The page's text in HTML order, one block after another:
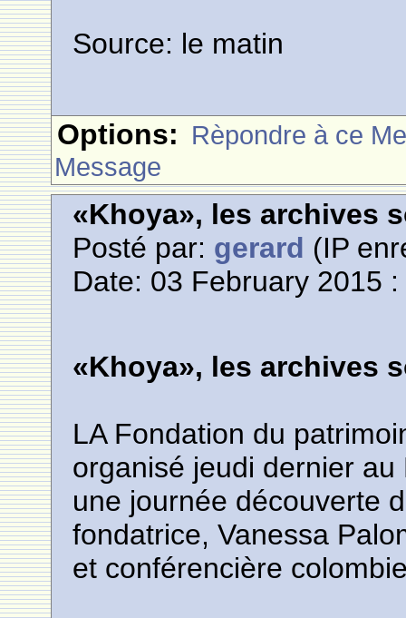
Source: le matin
Options: Rèpondre à ce
Message
«Khoya», les archives
Posté par: gerard (IP
Date: 03 February 2015
«Khoya», les archives
LA Fondation du
organisé jeudi dernier
une journée découverte
fondatrice, Vanessa
et conférencière